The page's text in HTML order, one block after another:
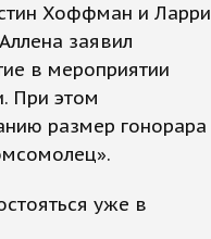
Хоффман и Ларри
заявил
в мероприятии
При этом
размер гонорара
уже в